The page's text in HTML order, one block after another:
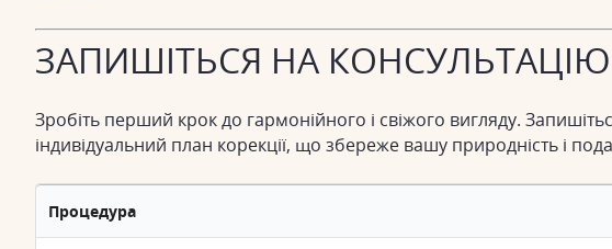
ЗАПИШІТЬСЯ НА КОНСУЛЬТАЦІЮ
Зробіть перший крок до гармонійного і свіжого вигляду.
індивідуальний план корекції, що збереже вашу природність і
Процедура